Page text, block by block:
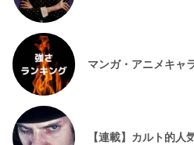
マンガ・アニメキャ
【連載】カルト的人